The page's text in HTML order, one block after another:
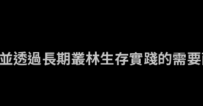
過長期叢林生存實踐的需